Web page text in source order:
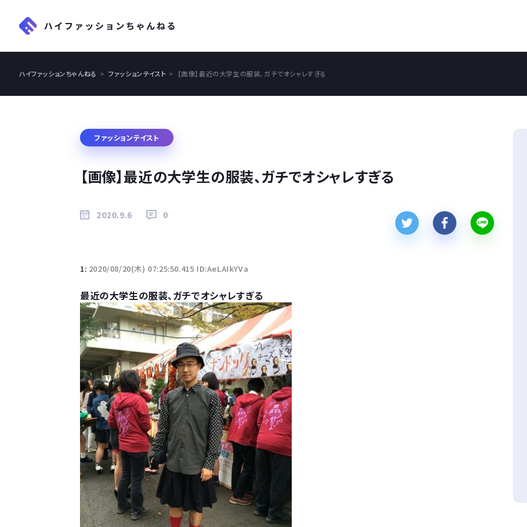
ハイファッションちゃんねる ファッションテイスト 【画像】最近の大学生の服装、ガチでオシャレすぎる
ファッションテイスト
【画像】最近の大学生の服装、ガチでオシャレすぎる
2020.9.6 0
1: 2020/08/20(木) 07:25:50.415 ID:AeLAIkYVa
最近の大学生の服装、ガチでオシャレすぎる